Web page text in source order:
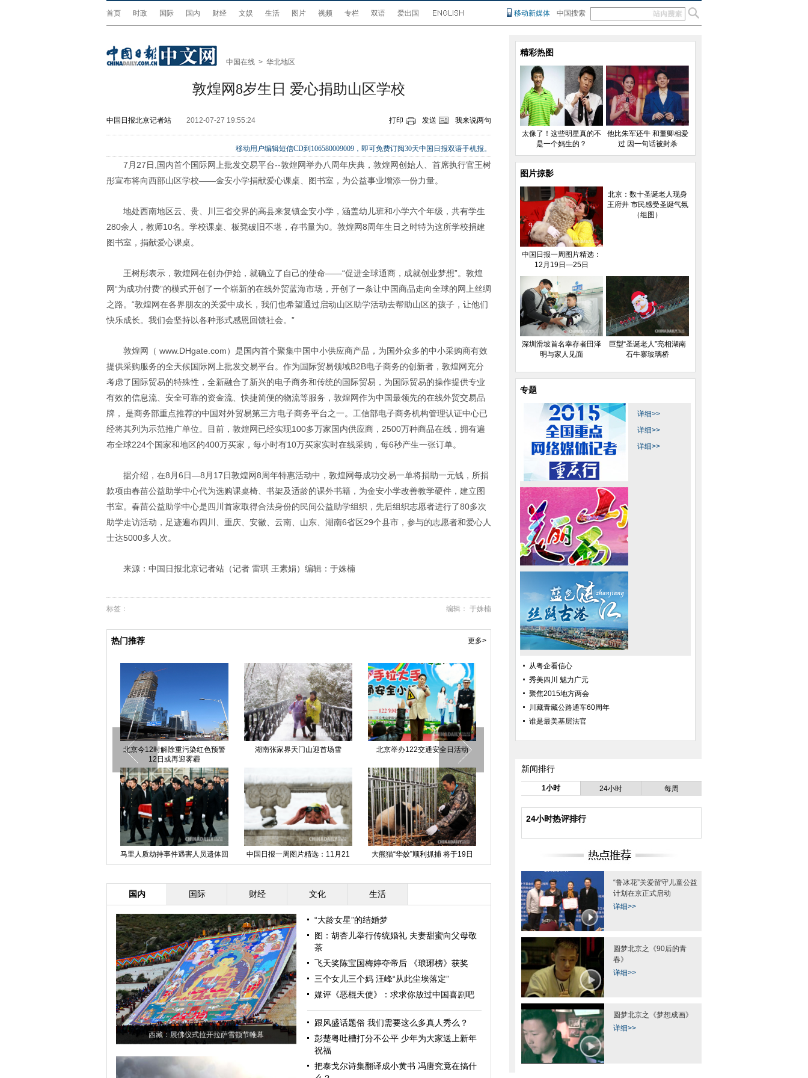
首页 时政 国际 国内 财经 文娱 生活 图片 视频 专栏 双语 爱出国 移动新媒体 中国搜索
中国在线 > 华北地区
敦煌网8岁生日 爱心捐助山区学校
中国日报北京记者站 2012-07-27 19:55:24 打印 发送 我来说两句
移动用户编辑短信CD到106580009009，即可免费订阅30天中国日报双语手机报。
7月27日,国内首个国际网上批发交易平台--敦煌网举办八周年庆典，敦煌网创始人、首席执行官王树
彤宣布将向西部山区学校——金安小学捐献爱心课桌、图书室，为公益事业增添一份力量。
地处西南地区云、贵、川三省交界的高县来复镇金安小学，涵盖幼儿班和小学六个年级，共有学生
280余人，教师10名。学校课桌、板凳破旧不堪，存书量为0。敦煌网8周年生日之时特为这所学校捐建
图书室，捐献爱心课桌。
王树彤表示，敦煌网在创办伊始，就确立了自己的使命——“促进全球通商，成就创业梦想”。敦煌
网“为成功付费”的模式开创了一个崭新的在线外贸蓝海市场，开创了一条让中国商品走向全球的网上丝绸
之路。“敦煌网在各界朋友的关爱中成长，我们也希望通过启动山区助学活动去帮助山区的孩子，让他们
快乐成长。我们会坚持以各种形式感恩回馈社会。”
敦煌网（ www.DHgate.com）是国内首个聚集中国中小供应商产品，为国外众多的中小采购商有效
提供采购服务的全天候国际网上批发交易平台。作为国际贸易领域B2B电子商务的创新者，敦煌网充分
考虑了国际贸易的特殊性，全新融合了新兴的电子商务和传统的国际贸易，为国际贸易的操作提供专业
有效的信息流、安全可靠的资金流、快捷简便的物流等服务，敦煌网作为中国最领先的在线外贸交易品
牌， 是商务部重点推荐的中国对外贸易第三方电子商务平台之一。工信部电子商务机构管理认证中心已
经将其列为示范推广单位。目前，敦煌网已经实现100多万家国内供应商，2500万种商品在线，拥有遍
布全球224个国家和地区的400万买家，每小时有10万买家实时在线采购，每6秒产生一张订单。
据介绍，在8月6日—8月17日敦煌网8周年特惠活动中，敦煌网每成功交易一单将捐助一元钱，所捐
款项由春苗公益助学中心代为选购课桌椅、书架及适龄的课外书籍，为金安小学改善教学硬件，建立图
书室。春苗公益助学中心是四川首家取得合法身份的民间公益助学组织，先后组织志愿者进行了80多次
助学走访活动，足迹遍布四川、重庆、安徽、云南、山东、湖南6省区29个县市，参与的志愿者和爱心人
士达5000多人次。
来源：中国日报北京记者站（记者 雷琪 王素娟）编辑：于姝楠
编辑： 于姝楠
标签：
热门推荐 更多>
北京今12时解除重污染红色预警
12日或再迎雾霾
湖南张家界天门山迎首场雪 北京举办122交通安全日活动
马里人质劫持事件遇害人员遗体回
国
中国日报一周图片精选：11月21
日-27日
大熊猫“华姣”顺利抓捕 将于19日
放归野外
昆凌确定出演《温柔的子弹》 王
学圻导演首秀
第五期“华策杯”编剧培训班开班 康
洪雷开讲
国内 国际 财经 文化 生活
西藏：展佛仪式拉开拉萨雪顿节帷幕
“大龄女星”的结婚梦
图：胡杏儿举行传统婚礼 夫妻甜蜜向父母敬
茶
飞天奖陈宝国梅婷夺帝后 《琅琊榜》获奖
三个女儿三个妈 汪峰“从此尘埃落定”
媒评《恶棍天使》：求求你放过中国喜剧吧
跟风盛话题俗 我们需要这么多真人秀么？
彭楚粤吐槽打分不公平 少年为大家送上新年
祝福
把泰戈尔诗集翻译成小黄书 冯唐究竟在搞什
精彩热图
太像了！这些明星真的不
是一个妈生的？
他比朱军还牛 和董卿相爱
过 因一句话被封杀
图片掠影
中国日报一周图片精选：
12月19日—25日
北京：数十圣诞老人现身
王府井 市民感受圣诞气氛
（组图）
深圳滑坡首名幸存者田泽
明与家人见面
巨型“圣诞老人”亮相湖南
石牛寨玻璃桥
专题
详细>>
详细>>
详细>>
从粤企看信心
秀美四川 魅力广元
聚焦2015地方两会
川藏青藏公路通车60周年
谁是最美基层法官
新闻排行
1小时 24小时 每周
24小时热评排行
“鲁冰花”关爱留守儿童公益
计划在京正式启动
详细>>
圆梦北京之《90后的青
春》
详细>>
圆梦北京之《梦想成画》
详细>>